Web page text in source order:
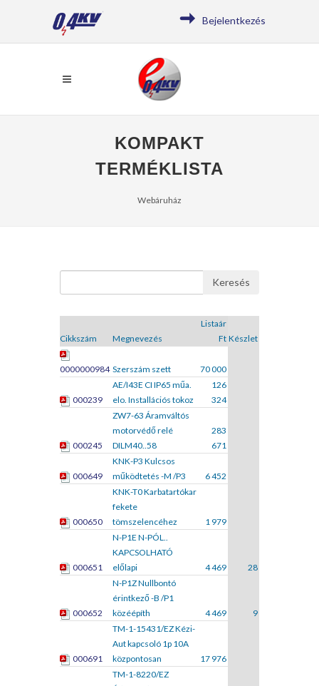
Bejelentkezés
KOMPAKT
TERMÉKLISTA
Webáruház
Keresés
Cikkszám Megnevezés
Listaár
Ft Készlet
0000000984 Szerszám szett 70 000
000239
AE/I43E CI IP65 műa.
elo. Installációs tokoz
126
324
000245
ZW7-63 Áramváltós
motorvédő relé
DILM40..58
283
671
000649
KNK-P3 Kulcsos
működtetés -M /P3
6 452
000650
KNK-T0 Karbatartókar
fekete
tömszelencéhez
1 979
000651
N-P1E N-PÓL..
KAPCSOLHATÓ
előlapi
4 469 28
000652
N-P1Z Nullbontó
érintkező -B /P1
közéépíth
4 469 9
000691
TM-1-15431/EZ Kézi-
Aut kapcsoló 1p 10A
központosan
17 976
TM-1-8220/EZ